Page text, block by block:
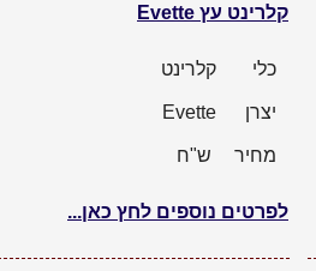
קלרינט עץ Evette
כלי קלרינט
יצרן Evette
מחיר ש"ח
לפרטים נוספים לחץ כאן...